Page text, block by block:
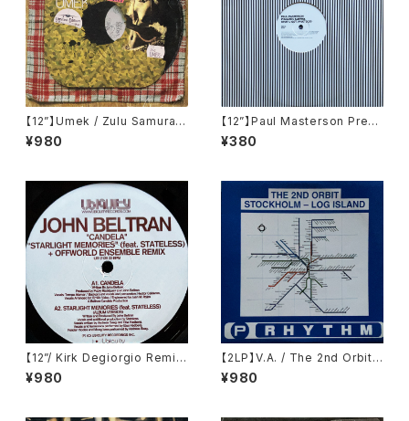
【12”】Umek / Zulu Samurai
(Recon Warriors) (RW1)
¥980
【12”】Paul Masterson Prese
nts Subway / What U Got,
What U Do (Southern Fried
¥380
【12”/ Kirk Degiorgio Remi
x】John Beltran / Candela /
Starlight Memories (Ubiqui
¥980
【2LP】V.A. / The 2nd Orbit
Stockholm - Log Island (Pl
anet Rhythm Records) (PR
¥980